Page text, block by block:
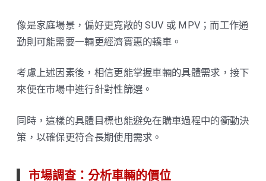
像是家庭場景，偏好更寬敞的 SUV 或 MPV；而工作通
勤則可能需要一輛更經濟實惠的轎車。
考慮上述因素後，相信更能掌握車輛的具體需求，接下
來便在市場中進行針對性篩選。
同時，這樣的具體目標也能避免在購車過程中的衝動決
策，以確保更符合長期使用需求。
市場調查：分析車輛的價位